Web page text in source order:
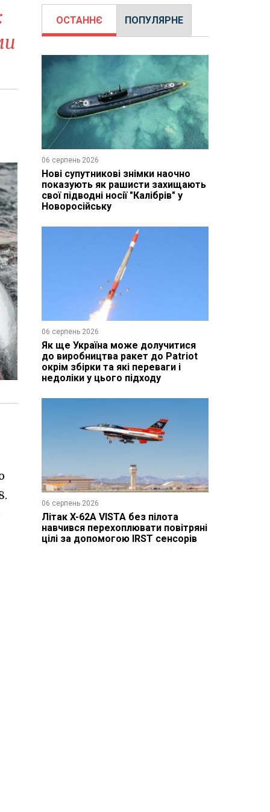
ОСТАННЄ ПОПУЛЯРНЕ
06 серпень 2026
Нові супутникові знімки наочно
показують як рашисти захищають
свої підводні носії "Калібрів" у
Новоросійську
06 серпень 2026
Як ще Україна може долучитися
до виробництва ракет до Patriot
окрім збірки та які переваги і
недоліки у цього підходу
06 серпень 2026
Літак X-62A VISTA без пілота
навчився перехоплювати повітряні
цілі за допомогою IRST сенсорів